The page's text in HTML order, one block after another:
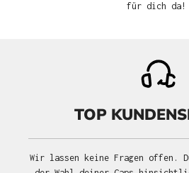
für dich da!
TOP
Wir lassen keine Fragen offen.